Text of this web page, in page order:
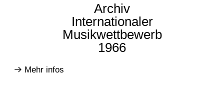
Archiv
Internationaler
Musikwettbewerb
1966
Mehr infos